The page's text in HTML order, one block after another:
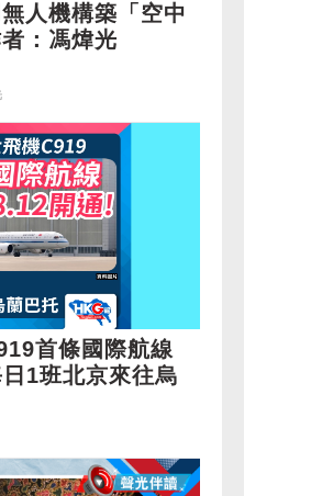
人機構築「空中
：馮煒光
首條國際航線
1班北京來往烏